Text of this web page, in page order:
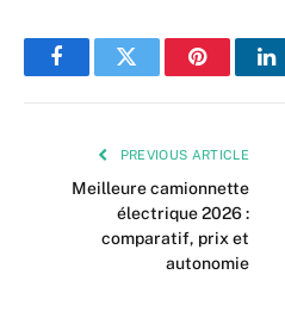
FacebookTwitter Pinterest
PREVIOUS ARTICLE
Meilleure camionnette
électrique 2026 :
comparatif, prix et
autonomie